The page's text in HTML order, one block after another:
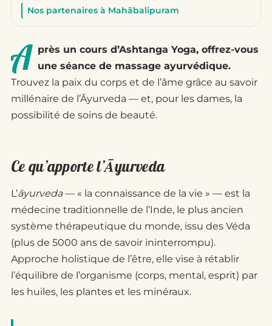
Nos partenaires à Mahābalipuram
A près un cours d’Ashtanga Yoga, offrez-vous
une séance de massage ayurvédique.
Trouvez la paix du corps et de l’âme grâce au savoir
millénaire de l’Āyurveda — et, pour les dames, la
possibilité de soins de beauté.
Ce qu’apporte l’Āyurveda
L’āyurveda— « la connaissance de la vie » — est la
médecine traditionnelle de l’Inde, le plus ancien
système thérapeutique du monde, issu des Véda
(plus de 5000 ans de savoir ininterrompu).
Approche holistique de l’être, elle vise à rétablir
l’équilibre de l’organisme (corps, mental, esprit) par
les huiles, les plantes et les minéraux.